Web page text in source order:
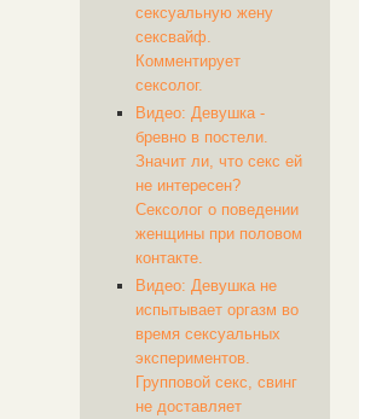
сексуальную жену
сексвайф.
Комментирует
сексолог.
Видео: Девушка -
бревно в постели.
Значит ли, что секс ей
не интересен?
Сексолог о поведении
женщины при половом
контакте.
Видео: Девушка не
испытывает оргазм во
время сексуальных
экспериментов.
Групповой секс, свинг
не доставляет